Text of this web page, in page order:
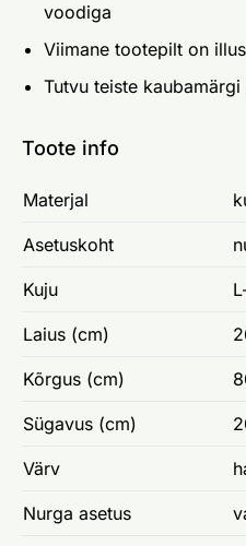
voodiga
Viimane tootepilt on
Tutvu teiste kaubamärgi
Toote info
Materjal
Asetuskoht
Kuju
Laius (cm)
Kõrgus (cm)
Sügavus (cm)
Värv
Nurga asetus